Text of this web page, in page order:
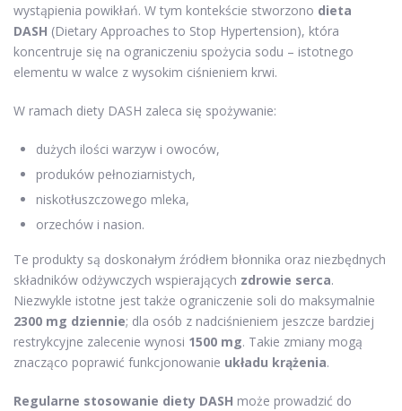
wystąpienia powikłań. W tym kontekście stworzono dieta
DASH (Dietary Approaches to Stop Hypertension), która
koncentruje się na ograniczeniu spożycia sodu – istotnego
elementu w walce z wysokim ciśnieniem krwi.
W ramach diety DASH zaleca się spożywanie:
dużych ilości warzyw i owoców,
produków pełnoziarnistych,
niskotłuszczowego mleka,
orzechów i nasion.
Te produkty są doskonałym źródłem błonnika oraz niezbędnych
składników odżywczych wspierających zdrowie serca.
Niezwykle istotne jest także ograniczenie soli do maksymalnie
2300 mg dziennie; dla osób z nadciśnieniem jeszcze bardziej
restrykcyjne zalecenie wynosi 1500 mg. Takie zmiany mogą
znacząco poprawić funkcjonowanie układu krążenia.
Regularne stosowanie diety DASH może prowadzić do